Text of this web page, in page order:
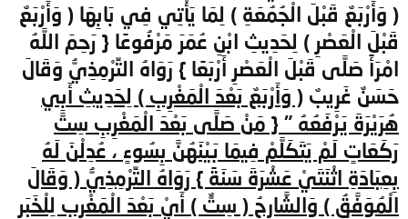
( وَأَرْبَعٌ قَبْلَ الْجُمُعَةِ ) لِمَا يَأْتِي فِي بَابِهَا ( وَأَرْبَعٌ
قَبْلَ الْعَصْرِ ) لِحَدِيثِ ابْنِ عُمَرَ مَرْفُوعًا { رَحِمَ اللَّهُ
امْرَأً صَلَّى قَبْلَ الْعَصْرِ أَرْبَعًا } رَوَاهُ التِّرْمِذِيُّ وَقَالَ
حَسَنٌ غَرِيبٌ ( وَأَرْبَعٌ بَعْدَ الْمَغْرِبِ ) لِحَدِيثِ أَبِي
هُرَيْرَةَ يَرْفَعُهُ " { مَنْ صَلَّى بَعْدَ الْمَغْرِبِ سِتَّ
رَكَعَاتٍ لَمْ يَتَكَلَّمْ فِيمَا بَيْنَهُنَّ بِسُوءٍ ، عُدِلْنَ لَهُ
بِعِبَادَةِ اثْنَتَيْ عَشْرَةَ سَنَةً } رَوَاهُ التِّرْمِذِيُّ ( وَقَالَ
الْمُوَفَّقُ ) وَالشَّارِحُ ( سِتٌّ ) أَيْ بَعْدَ الْمَغْرِبِ لِلْخَبَرِ